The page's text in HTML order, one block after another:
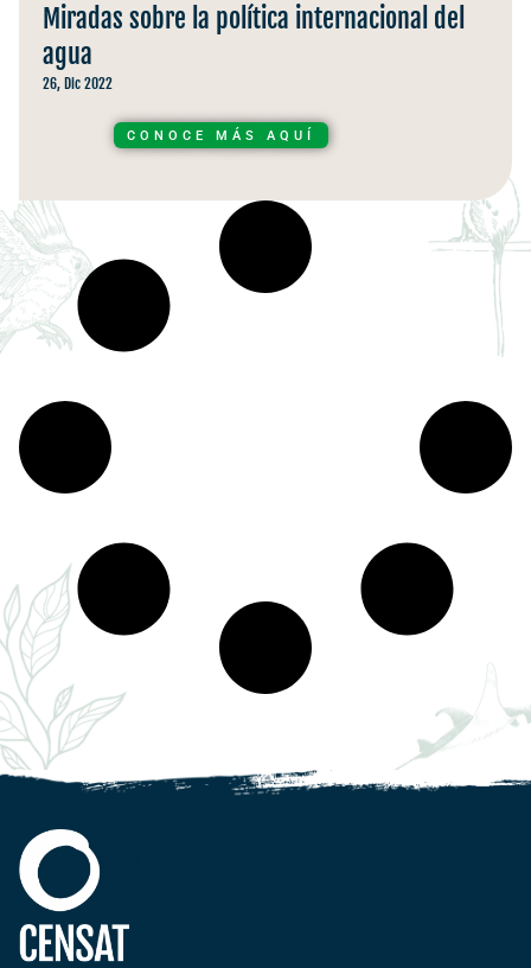
Miradas sobre la política internacional del
agua
26, Dic 2022
CONOCE MÁS AQUÍ